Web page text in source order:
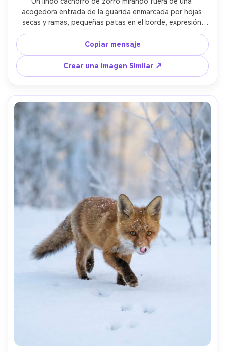
acogedora entrada de la guarida enmarcada por hojas
secas y ramas, pequeñas patas en el borde, expresión
juguetona, luz suave nublada para una textura uniforme
del piel, profundidad de campo poco profunda, Nikon
D850 105mm, marco apretado, tonos naturales de tierra,
bigotes fotorealistas y textura de nariz, retrato de vida
silvestre editorial- -ar 4:5
Copiar mensaje
Crear una imagen Similar ↗